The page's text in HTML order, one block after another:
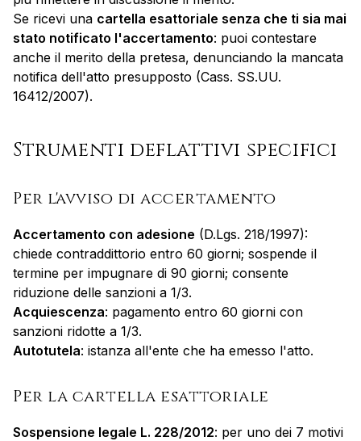
Se ricevi una cartella esattoriale senza che ti sia mai
stato notificato l'accertamento: puoi contestare
anche il merito della pretesa, denunciando la mancata
notifica dell'atto presupposto (Cass. SS.UU.
16412/2007).
Strumenti deflattivi specifici
Per l'avviso di accertamento
Accertamento con adesione (D.Lgs. 218/1997):
chiede contraddittorio entro 60 giorni; sospende il
termine per impugnare di 90 giorni; consente
riduzione delle sanzioni a 1/3.
Acquiescenza: pagamento entro 60 giorni con
sanzioni ridotte a 1/3.
Autotutela: istanza all'ente che ha emesso l'atto.
Per la cartella esattoriale
Sospensione legale L. 228/2012: per uno dei 7 motivi